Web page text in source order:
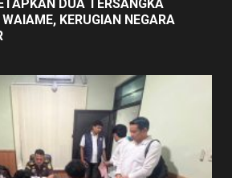
DUA TERSANGKA
KERUGIAN NEGARA